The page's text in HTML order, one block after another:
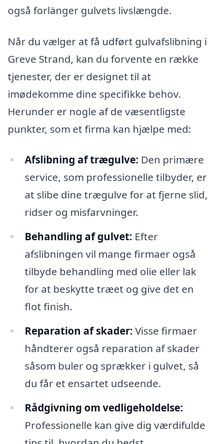
også forlänger gulvets livslængde.
Når du vælger at få udført gulvafslibning i
Greve Strand, kan du forvente en række
tjenester, der er designet til at
imødekomme dine specifikke behov.
Herunder er nogle af de væsentligste
punkter, som et firma kan hjælpe med:
Afslibning af trægulve: Den primære
service, som professionelle tilbyder, er
at slibe dine trægulve for at fjerne slid,
ridser og misfarvninger.
Behandling af gulvet: Efter
afslibningen vil mange firmaer også
tilbyde behandling med olie eller lak
for at beskytte træet og give det en
flot finish.
Reparation af skader: Visse firmaer
håndterer også reparation af skader
såsom buler og sprækker i gulvet, så
du får et ensartet udseende.
Rådgivning om vedligeholdelse:
Professionelle kan give dig værdifulde